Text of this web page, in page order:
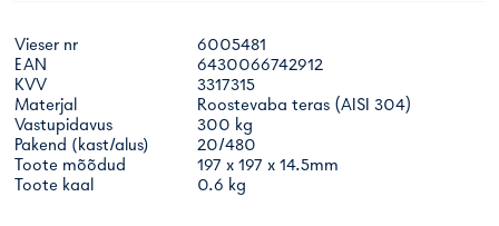
Vieser nr
6005481
EAN
6430066742912
KVV
3317315
Materjal
Roostevaba teras (AISI 304)
Vastupidavus
300 kg
Pakend (kast/alus)
20/480
Toote mõõdud
197 x 197 x 14.5mm
Toote kaal
0.6 kg